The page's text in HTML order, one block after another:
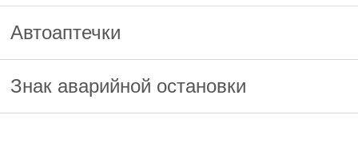
Автоаптечки
Знак аварийной остановки